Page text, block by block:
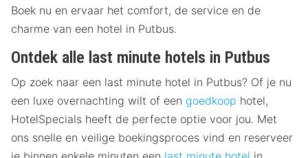
Boek nu en ervaar het comfort, de service en de
charme van een hotel in Putbus.
Ontdek alle last minute hotels in Putbus
Op zoek naar een last minute hotel in Putbus? Of je nu
een luxe overnachting wilt of een goedkoop hotel,
HotelSpecials heeft de perfecte optie voor jou. Met
ons snelle en veilige boekingsproces vind en reserveer